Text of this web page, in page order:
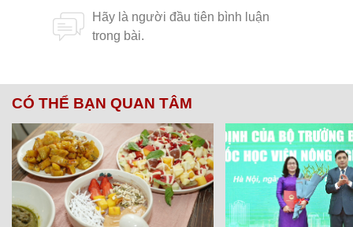
CÓ THỂ BẠN QUAN TÂM